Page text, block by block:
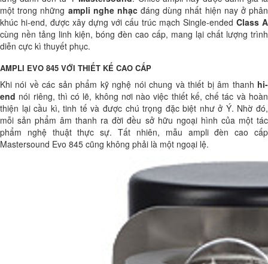
một trong những ampli nghe nhạcđáng dùng nhất hiện nay ở phân
khúc hi-end, được xây dựng với cấu trúc mạch Single-ended Class A
cùng nền tảng linh kiện, bóng đèn cao cấp, mang lại chất lượng trình
diễn cực kì thuyết phục.
AMPLI EVO 845 VỚI THIẾT KẾ CAO CẤP
Khi nói về các sản phẩm kỹ nghệ nói chung và thiết bị âm thanh hi-
end nói riêng, thì có lẽ, không nơi nào việc thiết kế, chế tác và hoàn
thiện lại cầu kì, tinh tế và được chú trọng đặc biệt như ở Ý. Nhờ đó,
mỗi sản phẩm âm thanh ra đời đều sở hữu ngoại hình của một tác
phẩm nghệ thuật thực sự. Tất nhiên, mẫu ampli đèn cao cấp
Mastersound Evo 845 cũng không phải là một ngoại lệ.